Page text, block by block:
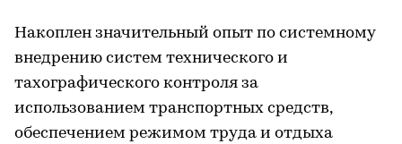
Накоплен значительный опыт по системному
внедрению систем технического и
тахографического контроля за
использованием транспортных средств,
обеспечением режимом труда и отдыха